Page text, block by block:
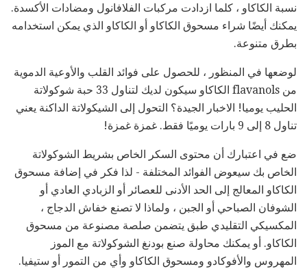
نسبة الكاكاو ، كلما ازدادت مركبات الفلافانول ومضادات الأكسدة.
يمكنك أيضًا شراء مسحوق الكاكاو أو الكاكاو الذي يمكن استخدامه
بطرق متنوعة.
لوضعها في المنظور ، للحصول على فوائد القلب والأوعية الدموية
من flavanols الكاكاو سيكون لديك لتناول 33 حبة شوكولاتة
الحليب يوميا! الاخبار الجيدة؟ التحول إلى الشيكولاتة الداكنة يعني
تناول 8 إلى 9 بارات يوميًا فقط. غمزة غمزة!
ضع في اعتبارك أن محتوى السكر الخاص بشريط الشوكولاتة
الخاص بك سيعوض الفوائد المختلفة - لذا فكر في إضافة مسحوق
الكاكاو المعالج إلى الحد الأدنى للعصائر أو الزبادي العادي أو
الشوفان الصباحي أو الجبن ، ولماذا لا تصنع خفاش الدجاج ،
المكسيكي التقليدي طبق يتضمن صلصة مصنوعة من مسحوق
الكاكاو. أو يمكنك محاولة صنع بودنغ الشوكولاتة مع الموز
المهروس والأفوكادو ومسحوق الكاكاو وأي من التمور أو ستيفيا.